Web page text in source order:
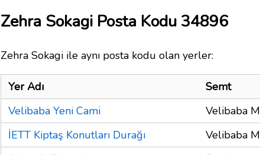
Zehra Sokagi Posta Kodu 34896
Zehra Sokagi ile aynı posta kodu olan yerler:
Yer Adı
Semt
Velibaba Yeni Cami
Velibaba
İETT Kiptaş Konutları Durağı
Velibaba